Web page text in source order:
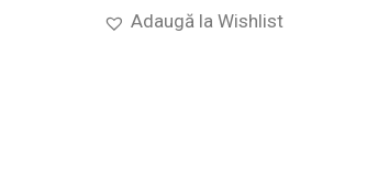
Adaugă la Wishlist